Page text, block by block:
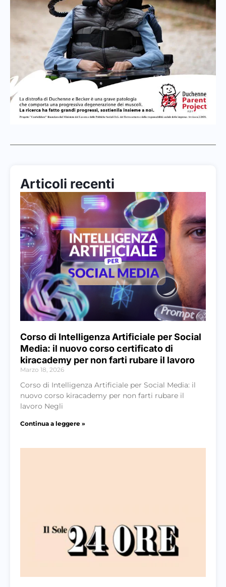
Articoli recenti
Corso di Intelligenza Artificiale per Social
Media: il nuovo corso certificato di
kiracademy per non farti rubare il lavoro
Marzo 18, 2026
Corso di Intelligenza Artificiale per Social Media: il
nuovo corso kiracademy per non farti rubare il
lavoro Negli
Continua a leggere »